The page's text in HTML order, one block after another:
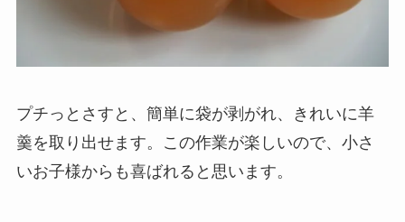
プチっとさすと、簡単に袋が剥がれ、きれいに羊
羹を取り出せます。この作業が楽しいので、小さ
いお子様からも喜ばれると思います。